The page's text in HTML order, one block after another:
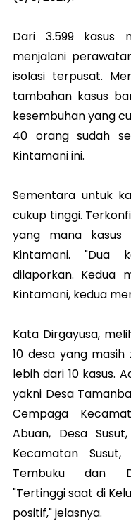
Dari 3.599 kasus
menjalani
isolasi terpusat.
tambahan kasus
kesembuhan yang
40 orang sudah
Kintamani ini.
Sementara untuk
cukup tinggi.
yang mana
Kintamani. "Dua
dilaporkan. Kedua
Kintamani, kedua
Kata Dirgayusa,
10 desa yang
lebih dari 10 kasus.
yakni Desa
Cempaga
Abuan, Desa
Kecamatan
Tembuku dan
"Tertinggi saat di
positif," jelasnya.